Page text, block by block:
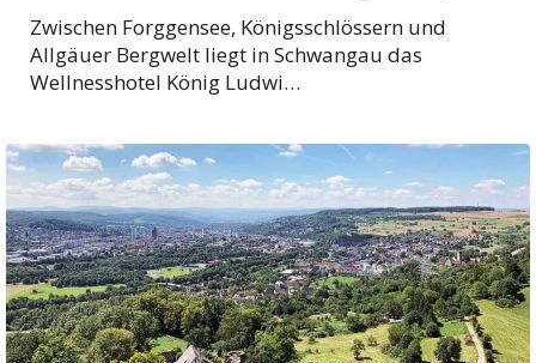
Zwischen Forggensee, Königsschlössern und
Allgäuer Bergwelt liegt in Schwangau das
Wellnesshotel König Ludwi…